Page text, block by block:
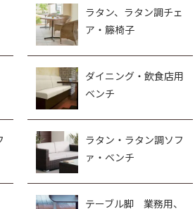
ラタン、ラタン調チェ
ア・籐椅子
ダイニング・飲食店用
ベンチ
ラタン・ラタン調ソフ
ァ・ベンチ
テーブル脚 業務用、